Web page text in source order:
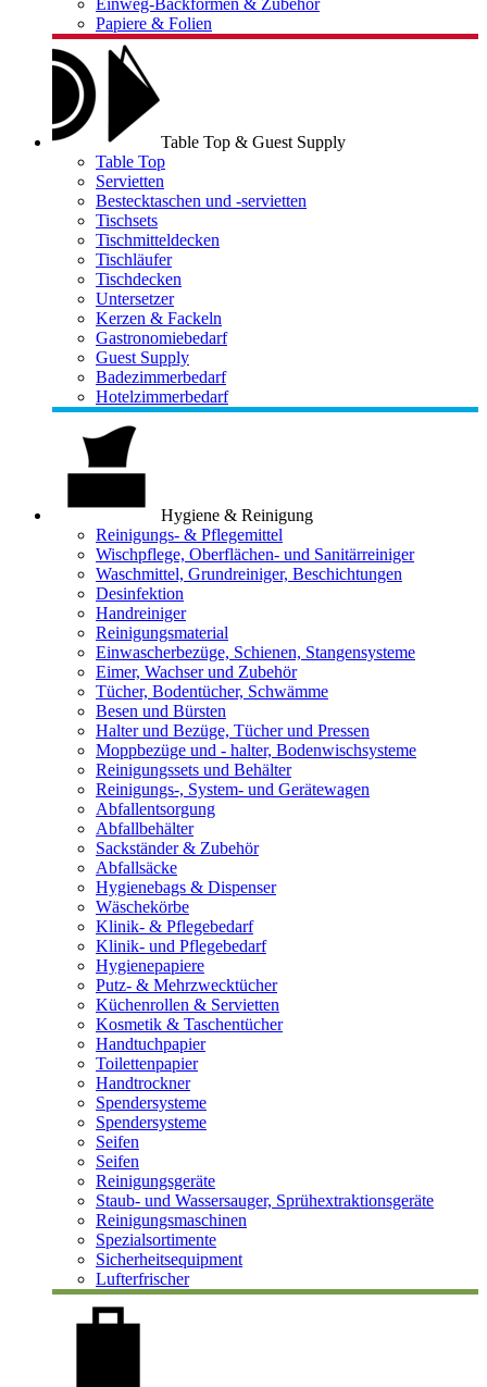
Einweg-Backformen & Zubehör
Papiere & Folien
Table Top & Guest Supply
Table Top
Servietten
Bestecktaschen und -servietten
Tischsets
Tischmitteldecken
Tischläufer
Tischdecken
Untersetzer
Kerzen & Fackeln
Gastronomiebedarf
Guest Supply
Badezimmerbedarf
Hotelzimmerbedarf
Hygiene & Reinigung
Reinigungs- & Pflegemittel
Wischpflege, Oberflächen- und Sanitärreiniger
Waschmittel, Grundreiniger, Beschichtungen
Desinfektion
Handreiniger
Reinigungsmaterial
Einwascherbezüge, Schienen, Stangensysteme
Eimer, Wachser und Zubehör
Tücher, Bodentücher, Schwämme
Besen und Bürsten
Halter und Bezüge, Tücher und Pressen
Moppbezüge und - halter, Bodenwischsysteme
Reinigungssets und Behälter
Reinigungs-, System- und Gerätewagen
Abfallentsorgung
Abfallbehälter
Sackständer & Zubehör
Abfallsäcke
Hygienebags & Dispenser
Wäschekörbe
Klinik- & Pflegebedarf
Klinik- und Pflegebedarf
Hygienepapiere
Putz- & Mehrzwecktücher
Küchenrollen & Servietten
Kosmetik & Taschentücher
Handtuchpapier
Toilettenpapier
Handtrockner
Spendersysteme
Spendersysteme
Seifen
Seifen
Reinigungsgeräte
Staub- und Wassersauger, Sprühextraktionsgeräte
Reinigungsmaschinen
Spezialsortimente
Sicherheitsequipment
Lufterfrischer